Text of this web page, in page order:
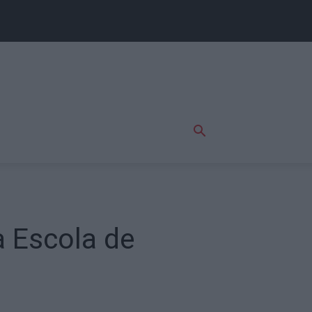
Escola de